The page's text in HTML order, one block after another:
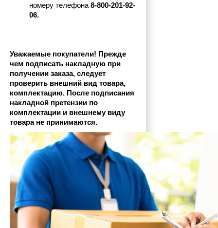
номеру телефона 8-800-201-92-
06.
Уважаемые покупатели! Прежде
чем подписать накладную при
получении заказа, следует
проверить внешний вид товара,
комплектацию. После подписания
накладной претензии по
комплектации и внешнему виду
товара не принимаются.